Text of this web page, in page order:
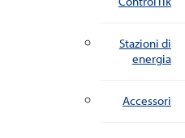
Stazioni di
energia
Accessori